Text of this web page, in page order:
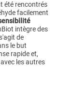
été rencontrés
facilement
intègre des
de
le but
rapide et,
les autres